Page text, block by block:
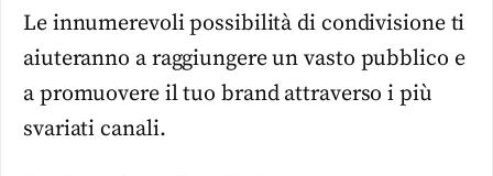
Le innumerevoli possibilità di condivisione ti
aiuteranno a raggiungere un vasto pubblico e
a promuovere il tuo brand attraverso i più
svariati canali.